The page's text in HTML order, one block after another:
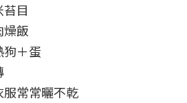
目
燥飯
狗＋蛋
服常常曬不乾